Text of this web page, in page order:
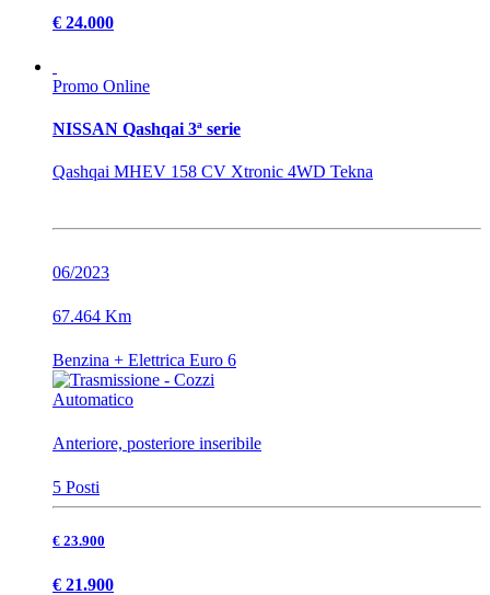
€ 24.000
Promo Online
NISSAN Qashqai 3ª serie
Qashqai MHEV 158 CV Xtronic 4WD Tekna
06/2023
67.464 Km
Benzina + Elettrica Euro 6
Automatico
Anteriore, posteriore inseribile
5 Posti
€ 23.900
€ 21.900